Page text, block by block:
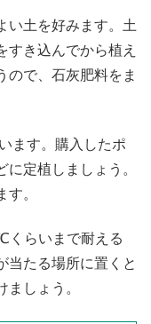
い土を好みます。土
すき込んでから植え
ので、石灰肥料をま
ます。購入したポ
定植しましょう。
。
くらいまで耐える
当たる場所に置くと
しょう。